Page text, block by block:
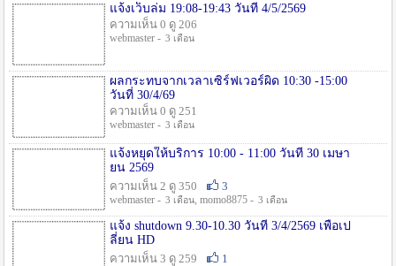
แจ้งเว็บล่ม 19:08-19:43 วันที่ 4/5/2569
ความเห็น 0 ดู 206
webmaster - 3 เดือน
ผลกระทบจากเวลาเซิร์ฟเวอร์ผิด 10:30 -15:00
วันที่ 30/4/69
ความเห็น 0 ดู 251
webmaster - 3 เดือน
แจ้งหยุดให้บริการ 10:00 - 11:00 วันที่ 30 เมษา
ยน 2569
ความเห็น 2 ดู 350
3
webmaster - 3 เดือน, momo8875 - 3 เดือน
แจ้ง shutdown 9.30-10.30 วันที่ 3/4/2569 เพื่อเป
ลี่ยน HD
ความเห็น 3 ดู 259
1